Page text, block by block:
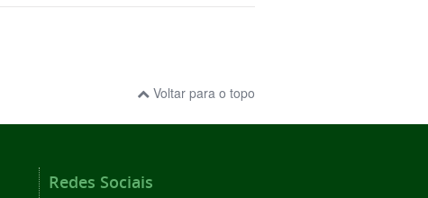
Voltar para o topo
Redes Sociais